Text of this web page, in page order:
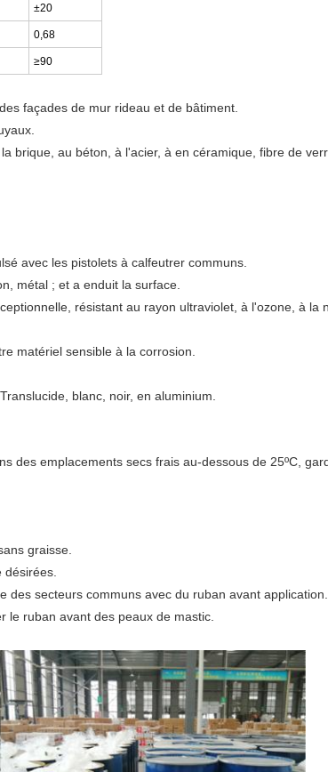
±20
0,68
≥90
façades de mur rideau et de bâtiment.
brique, au béton, à l'acier, à en céramique, fibre de
avec les pistolets à calfeutrer communs.
métal ; et a enduit la surface.
résistant au rayon ultraviolet, à l'ozone, à la
matériel sensible à la corrosion.
blanc, noir, en aluminium.
des emplacements secs frais au-dessous de 25ºC,
graisse.
secteurs communs avec du ruban avant application.
le ruban avant des peaux de mastic.